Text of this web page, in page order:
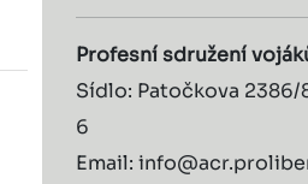
Profesní sdružení
Sídlo: Patočkova 2386/
6
Email: